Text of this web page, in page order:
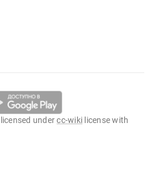
undercc-wiki license with